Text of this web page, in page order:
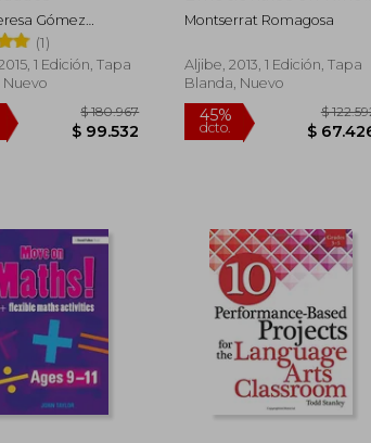
Gómez
Mir Costa
(1)
1 Edición, Tapa
Nuevo
45%
dcto. $ 99.532
con Altas Capacidades
Montserrat Romagosa
Aljibe, 2013, 1 Edición, Tapa
Blanda, Nuevo
45%
dcto.